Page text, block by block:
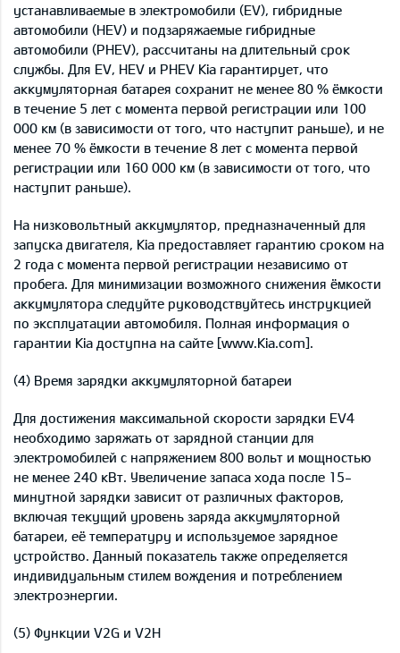
устанавливаемые в электромобили (EV), гибридные
автомобили (HEV) и подзаряжаемые гибридные
автомобили (PHEV), рассчитаны на длительный срок
службы. Для EV, HEV и PHEV Kia гарантирует, что
аккумуляторная батарея сохранит не менее 80 % ёмкости
в течение 5 лет с момента первой регистрации или 100
000 км (в зависимости от того, что наступит раньше), и не
менее 70 % ёмкости в течение 8 лет с момента первой
регистрации или 160 000 км (в зависимости от того, что
наступит раньше).
На низковольтный аккумулятор, предназначенный для
запуска двигателя, Kia предоставляет гарантию сроком на
2 года с момента первой регистрации независимо от
пробега. Для минимизации возможного снижения ёмкости
аккумулятора следуйте руководствуйтесь инструкцией
по эксплуатации автомобиля. Полная информация о
гарантии Kia доступна на сайте [www.Kia.com].
(4) Время зарядки аккумуляторной батареи
Для достижения максимальной скорости зарядки EV4
необходимо заряжать от зарядной станции для
электромобилей с напряжением 800 вольт и мощностью
не менее 240 кВт. Увеличение запаса хода после 15-
минутной зарядки зависит от различных факторов,
включая текущий уровень заряда аккумуляторной
батареи, её температуру и используемое зарядное
устройство. Данный показатель также определяется
индивидуальным стилем вождения и потреблением
электроэнергии.
(5) Функции V2G и V2H